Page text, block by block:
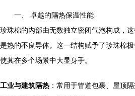
一、 卓越的隔热保温性能
珍珠棉的内部由无数独立密闭气泡构成，
是热的不良导体。这一结构赋予了珍珠棉
使其在多个场景中大显身手。
工业与建筑隔热 ：常用于管道包裹、屋顶